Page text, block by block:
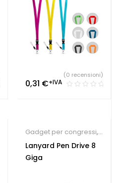
0,31 €+IVA
(0 recensioni)
Gadget per congressi,
Lanyard
personalizzabili
Chiavette USB
Lanyard Pen Drive 8
Giga